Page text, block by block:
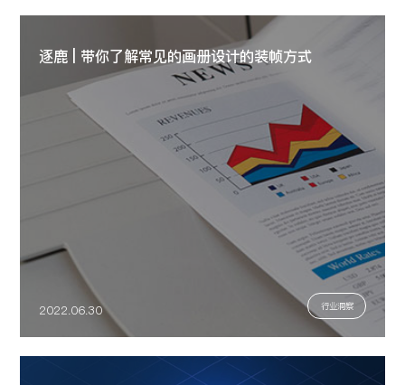
逐鹿 | 带你了解常见的画册设计的装帧方式
2022.06.30 行业洞察